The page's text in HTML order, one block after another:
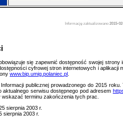
Informację zaktualizowano 2015-
się zapewnić dostępność swojej strony
cyfrowej stron internetowych i aplikacji
www.bip.umig.polaniec.pl
publicznej prowadzonego do 2015
serwisu dostępnego pod adresem
terminu zakończenia tych prac.
sierpnia 2003 r.
sierpnia 2003 r.